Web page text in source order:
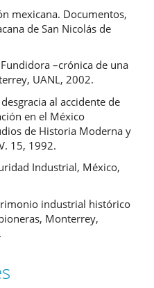
mexicana. Documentos,
de San Nicolás de
–crónica de una
UANL, 2002.
al accidente de
en el México
de Historia Moderna y
15, 1992.
Industrial, México,
industrial histórico
Monterrey,